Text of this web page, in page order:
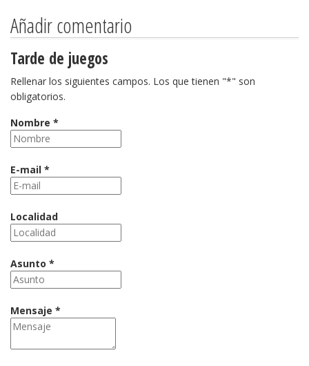
Añadir comentario
Tarde de juegos
Rellenar los siguientes campos. Los que tienen "*" son
obligatorios.
Nombre *
E-mail *
Localidad
Asunto *
Mensaje *